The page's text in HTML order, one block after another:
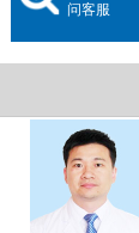
问客服